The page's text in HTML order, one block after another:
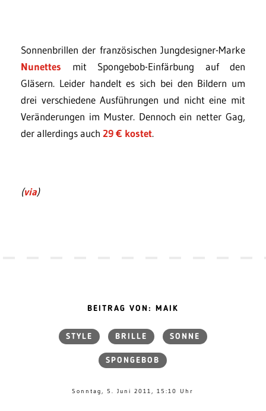
Sonnenbrillen der französischen Jungdesigner-Marke
Nunettes mit Spongebob-Einfärbung auf den
Gläsern. Leider handelt es sich bei den Bildern um
drei verschiedene Ausführungen und nicht eine mit
Veränderungen im Muster. Dennoch ein netter Gag,
der allerdings auch 29 € kostet.
(via)
BEITRAG VON: MAIK
STYLE BRILLE SONNE
SPONGEBOB
Sonntag, 5. Juni 2011, 15:10 Uhr